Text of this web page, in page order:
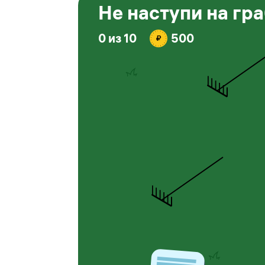
Не наступи на
0 из10 500